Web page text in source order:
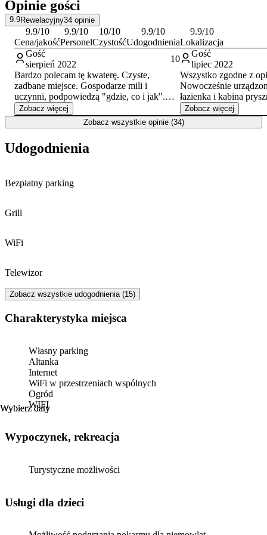
Opinie gości
9.9Rewelacyjny34 opinie
9.9/10
Cena/jakość
9.9/10
Personel
10/10
Czystość
9.9/10
Udogodnienia
9.9/10
Lokalizacja
Gość
sierpień 2022
10
Bardzo polecam tę kwaterę. Czyste,
zadbane miejsce. Gospodarze mili i
uczynni, podpowiedzą "gdzie, co i jak".
Szczególnie poleciłbym to miejsce dla
rodzin z dziećmi (nawet 3-4) w opcji jaką
wykorzystałem ze swoja rodziną czyli 2
doceni fakt posiadania 2 łazienek😉 Warto
Zobacz więcej
Gość
lipiec 2022
Wszystko zgodne z
Nowocześnie
łazienka i kabina
ręczniki. Wiatrak w
wygodne łóżka i
altanka ogrodowa.
Zobacz więcej
Zobacz wszystkie opinie (34)
Wybierz daty
Wybierz daty
Udogodnienia
Bezpłatny parking
Grill
WiFi
Telewizor
Zobacz wszystkie udogodnienia (15)
Charakterystyka miejsca
Własny parking
Altanka
Internet
WiFi w przestrzeniach wspólnych
Ogród
WIFI
Wypoczynek, rekreacja
Turystyczne możliwości
usługi dla dzieci